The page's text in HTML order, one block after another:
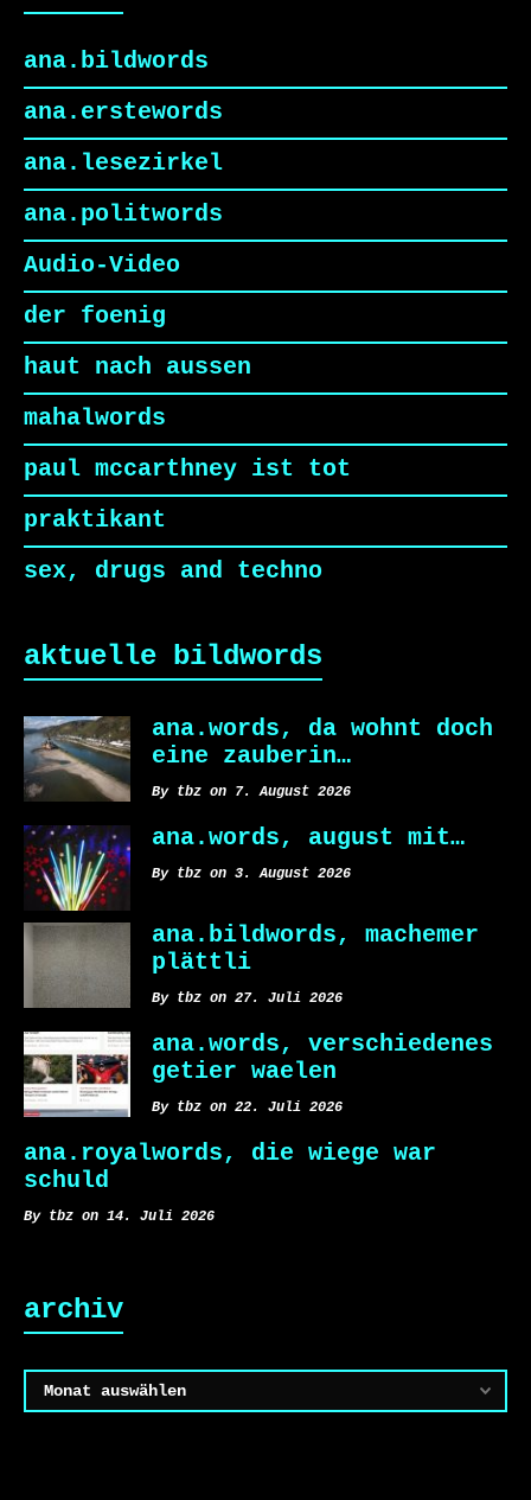
ana.bildwords
ana.erstewords
ana.lesezirkel
ana.politwords
Audio-Video
der foenig
haut nach aussen
mahalwords
paul mccarthney ist tot
praktikant
sex, drugs and techno
aktuelle bildwords
ana.words, da wohnt doch
eine zauberin…
By tbz on 7. August 2026
ana.words, august mit…
By tbz on 3. August 2026
ana.bildwords, machemer
plättli
By tbz on 27. Juli 2026
ana.words, verschiedenes
getier waelen
By tbz on 22. Juli 2026
ana.royalwords, die wiege war
schuld
By tbz on 14. Juli 2026
archiv
Archiv